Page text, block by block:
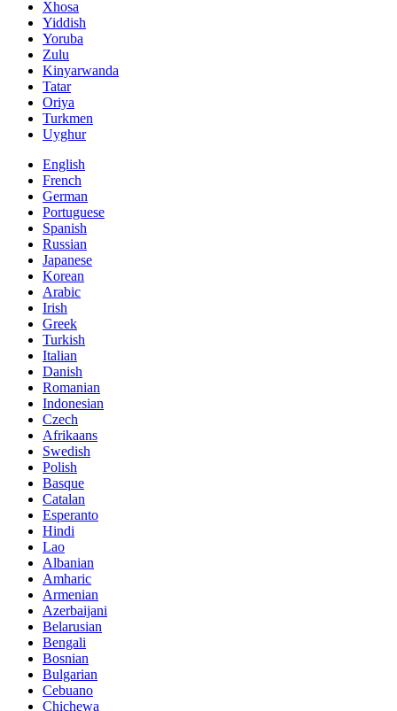
Xhosa
Yiddish
Yoruba
Zulu
Kinyarwanda
Tatar
Oriya
Turkmen
Uyghur
English
French
German
Portuguese
Spanish
Russian
Japanese
Korean
Arabic
Irish
Greek
Turkish
Italian
Danish
Romanian
Indonesian
Czech
Afrikaans
Swedish
Polish
Basque
Catalan
Esperanto
Hindi
Lao
Albanian
Amharic
Armenian
Azerbaijani
Belarusian
Bengali
Bosnian
Bulgarian
Cebuano
Chichewa